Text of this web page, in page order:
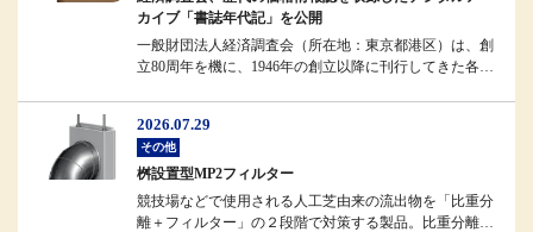
カイブ「書誌年代記」を公開
一般財団法人経済調査会（所在地：東京都港区）は、創
立80周年を機に、1946年の創立以降に刊行してきた各種
2026.07.29
その他
桝設置型MP2フィルター
競技場などで使用される人工芝由来の流出物を「比重分
離＋フィルター」の２段階で対策する製品。比重分離に